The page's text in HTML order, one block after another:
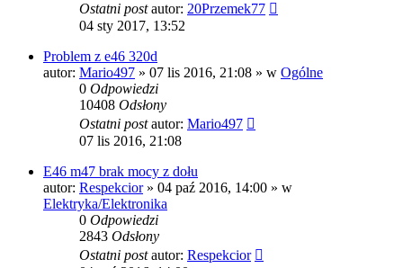
Ostatni postautor: 20Przemek77
04 sty 2017, 13:52
Problem z e46 320d
autor: Mario497 » 07 lis 2016, 21:08 » w Ogólne
0 Odpowiedzi
10408 Odsłony
Ostatni postautor: Mario497
07 lis 2016, 21:08
E46 m47 brak mocy z dołu
autor: Respekcior» 04 paź 2016, 14:00 » w
Elektryka/Elektronika
0 Odpowiedzi
2843 Odsłony
Ostatni postautor: Respekcior